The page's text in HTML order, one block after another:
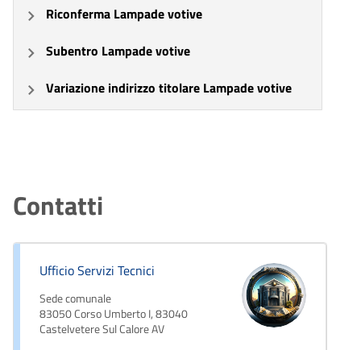
Riconferma Lampade votive
Subentro Lampade votive
Variazione indirizzo titolare Lampade votive
Contatti
Ufficio Servizi Tecnici
Sede comunale
83050 Corso Umberto I, 83040
Castelvetere Sul Calore AV